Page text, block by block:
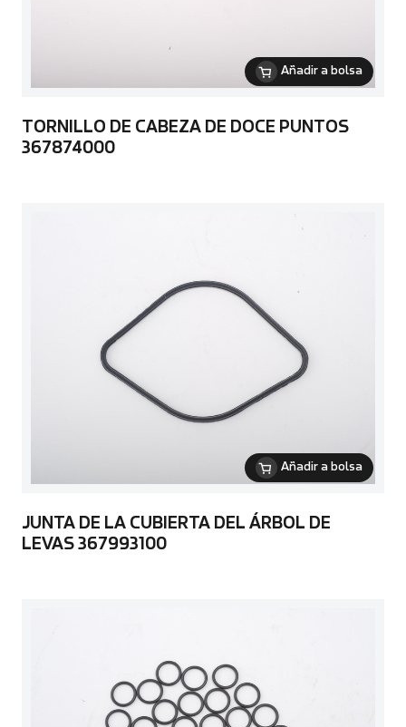
Añadir a bolsa
TORNILLO DE CABEZA DE DOCE PUNTOS
367874000
Añadir a bolsa
JUNTA DE LA CUBIERTA DEL ÁRBOL DE
LEVAS 367993100